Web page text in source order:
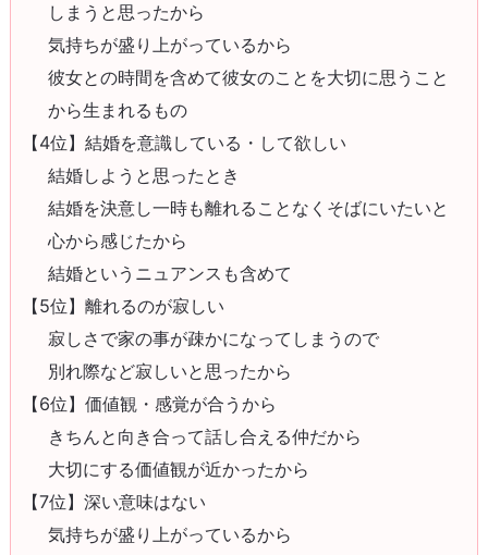
しまうと思ったから
気持ちが盛り上がっているから
彼女との時間を含めて彼女のことを大切に思うこと
から生まれるもの
【4位】結婚を意識している・して欲しい
結婚しようと思ったとき
結婚を決意し一時も離れることなくそばにいたいと
心から感じたから
結婚というニュアンスも含めて
【5位】離れるのが寂しい
寂しさで家の事が疎かになってしまうので
別れ際など寂しいと思ったから
【6位】価値観・感覚が合うから
きちんと向き合って話し合える仲だから
大切にする価値観が近かったから
【7位】深い意味はない
気持ちが盛り上がっているから